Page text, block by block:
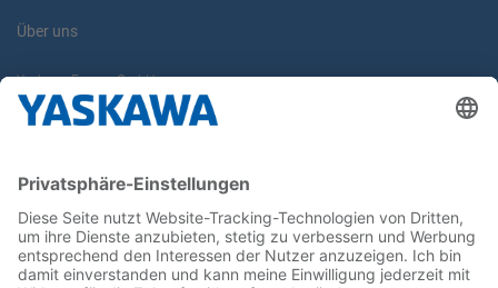
Über uns
Yaskawa Europe GmbH
Karriere
Newsletter